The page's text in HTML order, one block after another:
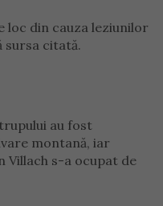
loc din cauza leziunilor
sursa citată.
au fost
montană, iar
Villach s-a ocupat de